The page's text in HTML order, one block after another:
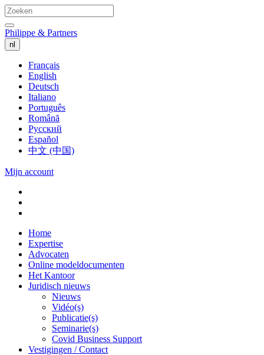
Philippe & Partners
nl
Français
English
Deutsch
Italiano
Português
Română
Русский
Español
中文 (中国)
Mijn account
Home
Expertise
Advocaten
Online modeldocumenten
Het Kantoor
Juridisch nieuws
Nieuws
Vidéo(s)
Publicatie(s)
Seminarie(s)
Covid Business Support
Vestigingen / Contact